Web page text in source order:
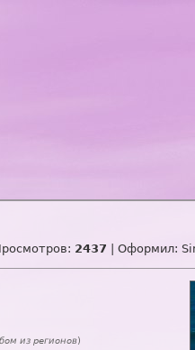
2437 | Оформил:
из регионов)